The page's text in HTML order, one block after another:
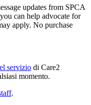
updates from SPCA
can help advocate for
apply. No purchase
servizio di Care2
momento.
.